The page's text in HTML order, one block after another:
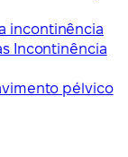
incontinência
Incontinência
pélvico